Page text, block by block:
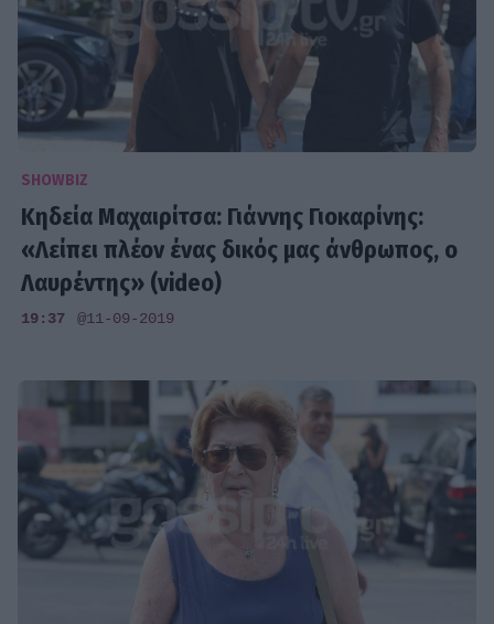
SHOWBIZ
Κηδεία Μαχαιρίτσα: Γιάννης Γιοκαρίνης:
«Λείπει πλέον ένας δικός μας άνθρωπος, ο
Λαυρέντης» (video)
19:37 @11-09-2019